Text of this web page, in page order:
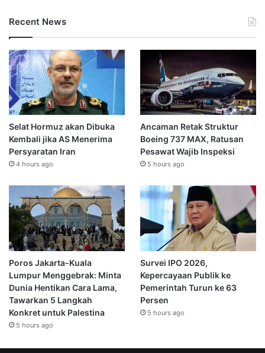
Recent News
Selat Hormuz akan Dibuka
Kembali jika AS Menerima
Persyaratan Iran
4 hours ago
Ancaman Retak Struktur
Boeing 737 MAX, Ratusan
Pesawat Wajib Inspeksi
5 hours ago
Poros Jakarta-Kuala
Lumpur Menggebrak: Minta
Dunia Hentikan Cara Lama,
Tawarkan 5 Langkah
Konkret untuk Palestina
5 hours ago
Survei IPO 2026,
Kepercayaan Publik ke
Pemerintah Turun ke 63
Persen
5 hours ago